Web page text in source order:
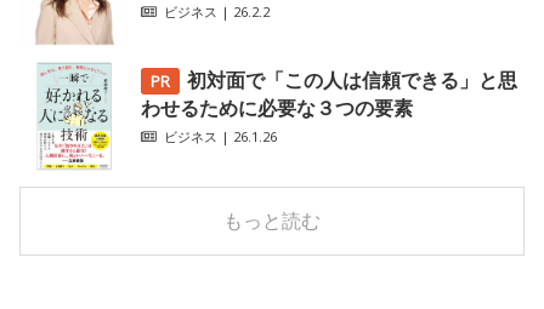
ビジネス | 26.2.2
初対面で「この人は信頼できる」と思
わせるために必要な３つの要素
ビジネス | 26.1.26
もっと読む